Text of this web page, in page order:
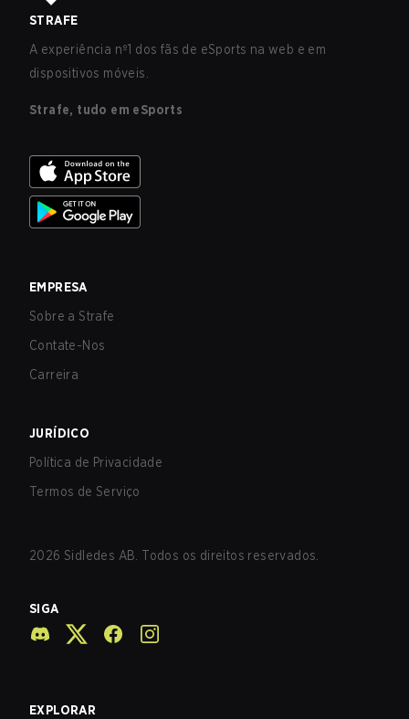
STRAFE
A experiência nº1 dos fãs de eSports na web e em
dispositivos móveis.
Strafe, tudo em eSports
EMPRESA
Sobre a Strafe
Contate-Nos
Carreira
JURÍDICO
Política de Privacidade
Termos de Serviço
2026 Sidledes AB. Todos os direitos reservados.
SIGA
EXPLORAR